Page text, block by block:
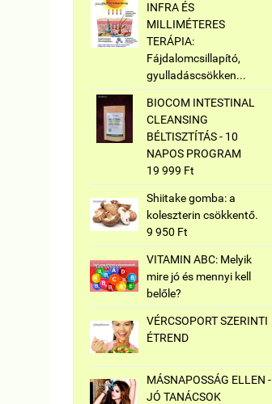
INFRA ÉS
MILLIMÉTERES
TERÁPIA:
Fájdalomcsillapító,
gyulladáscsökken...
BIOCOM INTESTINAL
CLEANSING
BÉLTISZTÍTÁS - 10
NAPOS PROGRAM
19 999 Ft
Shiitake gomba: a
koleszterin csökkentő.
9 950 Ft
VITAMIN ABC: Melyik
mire jó és mennyi kell
belőle?
VÉRCSOPORT SZERINTI
ÉTREND
MÁSNAPOSSÁG ELLEN -
JÓ TANÁCSOK